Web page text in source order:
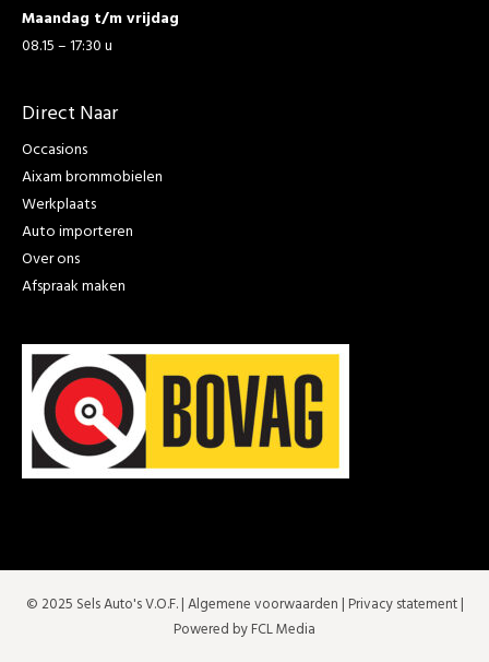
Maandag t/m vrijdag
08.15 – 17:30 u
Direct Naar
Occasions
Aixam brommobielen
Werkplaats
Auto importeren
Over ons
Afspraak maken
© 2025 Sels Auto's V.O.F. |Algemene voorwaarden | Privacy statement|
Powered by FCL Media